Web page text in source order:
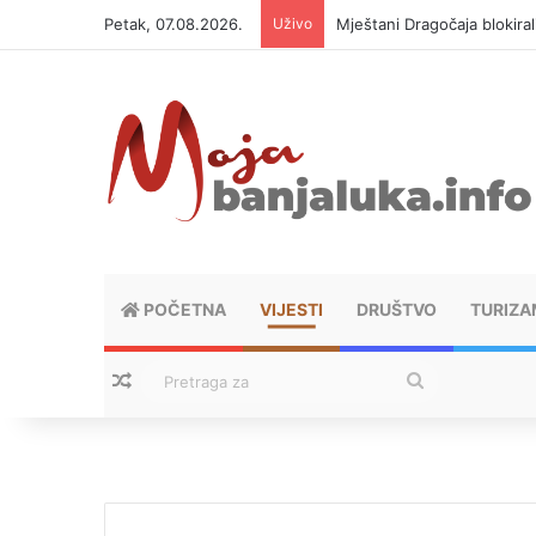
Petak, 07.08.2026. Uživo Helikopter ponovo gasi
POČETNA VIJESTI DRUŠTVO
Nasumični tekstovi